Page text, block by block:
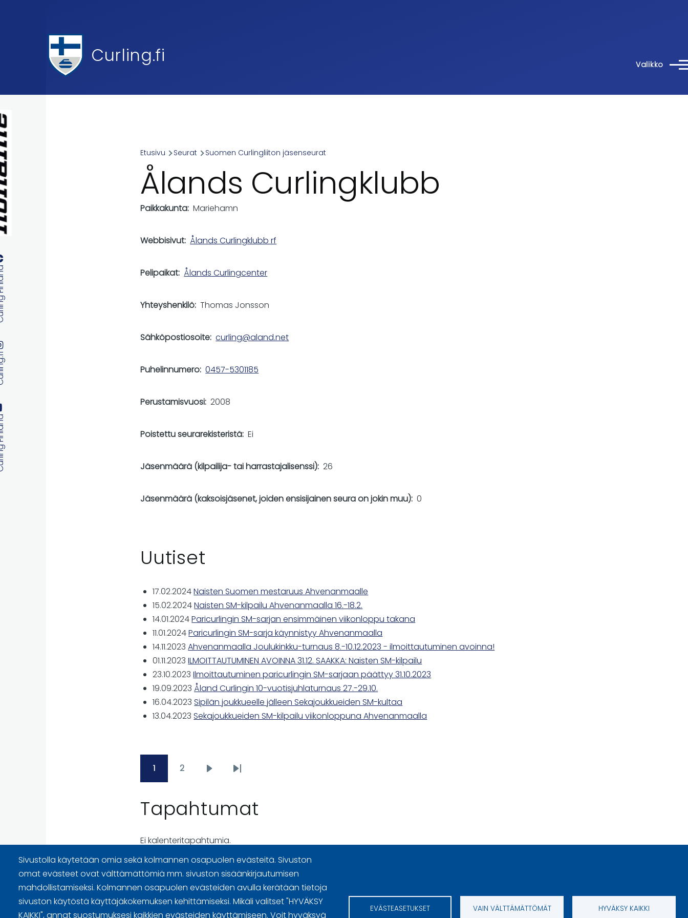
Curling.fi Valikko
Breadcrumb
Etusivu Seurat Suomen Curlingliiton jäsenseurat
Ålands Curlingklubb
Paikkakunta Mariehamn
Webbisivut Ålands Curlingklubb rf
Pelipaikat Ålands Curlingcenter
Yhteyshenkilö Thomas Jonsson
Sähköpostiosoite curling@aland.net
Puhelinnumero 0457-5301185
Perustamisvuosi 2008
Poistettu seurarekisteristä Ei
Jäsenmäärä (kilpailija- tai harrastajalisenssi) 26
Jäsenmäärä (kaksoisjäsenet, joiden ensisijainen seura on jokin muu) 0
Uutiset
17.02.2024Naisten Suomen mestaruus Ahvenanmaalle
15.02.2024Naisten SM-kilpailu Ahvenanmaalla 16.-18.2.
14.01.2024Paricurlingin SM-sarjan ensimmäinen viikonloppu takana
11.01.2024Paricurlingin SM-sarja käynnistyy Ahvenanmaalla
14.11.2023 Ahvenanmaalla Joulukinkku-turnaus 8.-10.12.2023 - ilmoittautuminen avoinna!
01.11.2023 ILMOITTAUTUMINEN AVOINNA 31.12. SAAKKA: Naisten SM-kilpailu
23.10.2023 Ilmoittautuminen paricurlingin SM-sarjaan päättyy 31.10.2023
19.09.2023 Åland Curlingin 10-vuotisjuhlaturnaus 27.-29.10.
16.04.2023 Sipilän joukkueelle jälleen Sekajoukkueiden SM-kultaa
13.04.2023 Sekajoukkueiden SM-kilpailu viikonloppuna Ahvenanmaalla
Pagination
Page
1
Page
2
Next
Last
Tapahtumat
Ei kalenteritapahtumia.
Sivustolla käytetään omia sekä kolmannen osapuolen evästeitä. Sivuston
omat evästeet ovat välttämättömiä mm. sivuston sisäänkirjautumisen
mahdollistamiseksi. Kolmannen osapuolen evästeiden avulla kerätään tietoja
sivuston käytöstä käyttäjäkokemuksen kehittämiseksi. Mikäli valitset "HYVÄKSY
KAIKKI", annat suostumuksesi kaikkien evästeiden käyttämiseen. Voit hyväksyä
EVÄSTEASETUKSET VAIN VÄLTTÄMÄTTÖMÄT HYVÄKSY KAIKKI
Sivuston käyttöehdot ja sisällön käyttöoikeudet
Tietosuojaselosteet